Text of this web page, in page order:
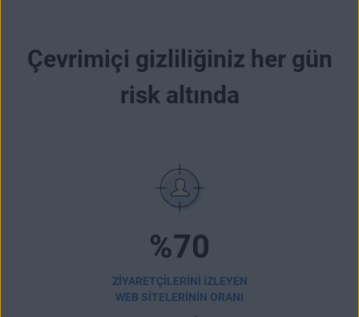
Çevrimiçi gizliliğiniz her gün
risk altında
%70
ZIYARETÇILERINI IZLEYEN
WEB SITELERININ ORANI